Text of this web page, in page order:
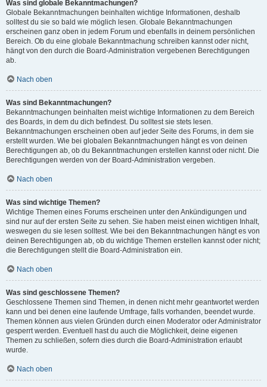
Was sind globale Bekanntmachungen?
Globale Bekanntmachungen beinhalten wichtige Informationen, deshalb
solltest du sie so bald wie möglich lesen. Globale Bekanntmachungen
erscheinen ganz oben in jedem Forum und ebenfalls in deinem persönlichen
Bereich. Ob du eine globale Bekanntmachung schreiben kannst oder nicht,
hängt von den durch die Board-Administration vergebenen Berechtigungen
ab.
Nach oben
Was sind Bekanntmachungen?
Bekanntmachungen beinhalten meist wichtige Informationen zu dem Bereich
des Boards, in dem du dich befindest. Du solltest sie stets lesen.
Bekanntmachungen erscheinen oben auf jeder Seite des Forums, in dem sie
erstellt wurden. Wie bei globalen Bekanntmachungen hängt es von deinen
Berechtigungen ab, ob du Bekanntmachungen erstellen kannst oder nicht. Die
Berechtigungen werden von der Board-Administration vergeben.
Nach oben
Was sind wichtige Themen?
Wichtige Themen eines Forums erscheinen unter den Ankündigungen und
sind nur auf der ersten Seite zu sehen. Sie haben meist einen wichtigen Inhalt,
weswegen du sie lesen solltest. Wie bei den Bekanntmachungen hängt es von
deinen Berechtigungen ab, ob du wichtige Themen erstellen kannst oder nicht;
die Berechtigungen stellt die Board-Administration ein.
Nach oben
Was sind geschlossene Themen?
Geschlossene Themen sind Themen, in denen nicht mehr geantwortet werden
kann und bei denen eine laufende Umfrage, falls vorhanden, beendet wurde.
Themen können aus vielen Gründen durch einen Moderator oder Administrator
gesperrt werden. Eventuell hast du auch die Möglichkeit, deine eigenen
Themen zu schließen, sofern dies durch die Board-Administration erlaubt
wurde.
Nach oben